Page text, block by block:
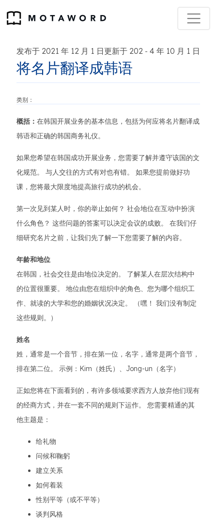
发布于 2021 年 12 月 1 日更新于 202 - 4 年 10 月 1 日
将名片翻译成韩语
类别：
概括： 在韩国开展业务的基本信息，包括为何应将名片翻译成
韩语和正确的韩国商务礼仪。
如果您希望在韩国成功开展业务，您需要了解并遵守该国的文
化规范。 与人交往的方式有对也有错。 如果您提前做好功
课，您将最大限度地提高旅行成功的机会。
第一次见到某人时，你的举止如何？ 社会地位在互动中扮演
什么角色？ 这些问题的答案可以决定会议的成败。 在我们仔
细研究名片之前，让我们先了解一下您需要了解的内容。
年龄和地位
在韩国，社会交往是由地位决定的。 了解某人在层次结构中
的位置很重要。 地位由您在组织中的角色、您为哪个组织工
作、就读的大学和您的婚姻状况决定。 （嘿！ 我们没有制定
这些规则。）
姓名
姓，通常是一个音节，排在第一位，名字，通常是两个音节，
排在第二位。 示例：Kim（姓氏）、Jong-un（名字）
正如您将在下面看到的，有许多领域要求西方人放弃他们现有
的经商方式，并在一套不同的规则下运作。 您需要精通的其
他主题是：
给礼物
问候和鞠躬
建立关系
如何着装
性别平等（或不平等）
谈判风格